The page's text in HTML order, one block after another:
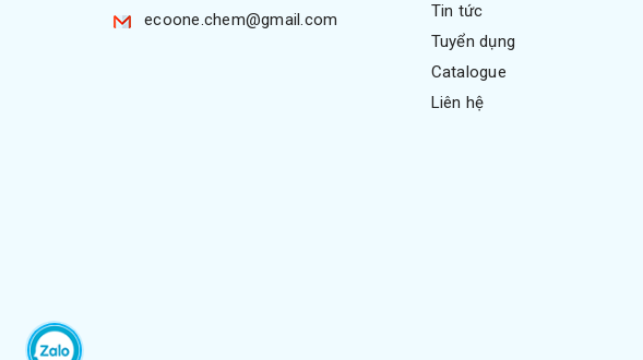
ecoone.chem@gmail.com
Tin tức
Tuyển dụng
Catalogue
Liên hệ